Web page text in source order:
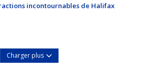
incontournables de Halifax
Charger plus